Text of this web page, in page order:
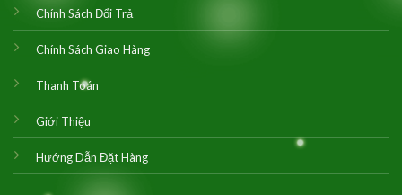
Chính Sách Đổi Trả
Chính Sách Giao Hàng
Thanh Toán
Giới Thiệu
Hướng Dẫn Đặt Hàng